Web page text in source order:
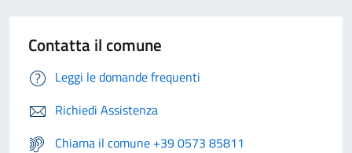
Contatta il comune
Leggi le domande frequenti
Richiedi Assistenza
Chiama il comune +39 0573 85811